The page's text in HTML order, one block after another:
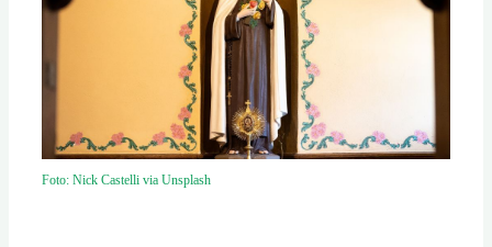
Foto: Nick Castelli via Unsplash